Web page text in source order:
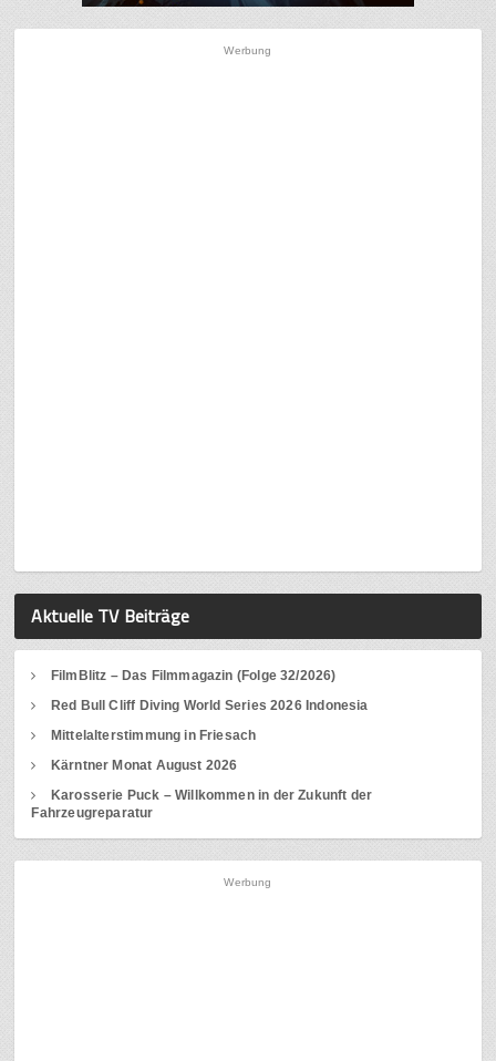
Werbung
Aktuelle TV Beiträge
FilmBlitz – Das Filmmagazin (Folge 32/2026)
Red Bull Cliff Diving World Series 2026 Indonesia
Mittelalterstimmung in Friesach
Kärntner Monat August 2026
Karosserie Puck – Willkommen in der Zukunft der
Fahrzeugreparatur
Werbung